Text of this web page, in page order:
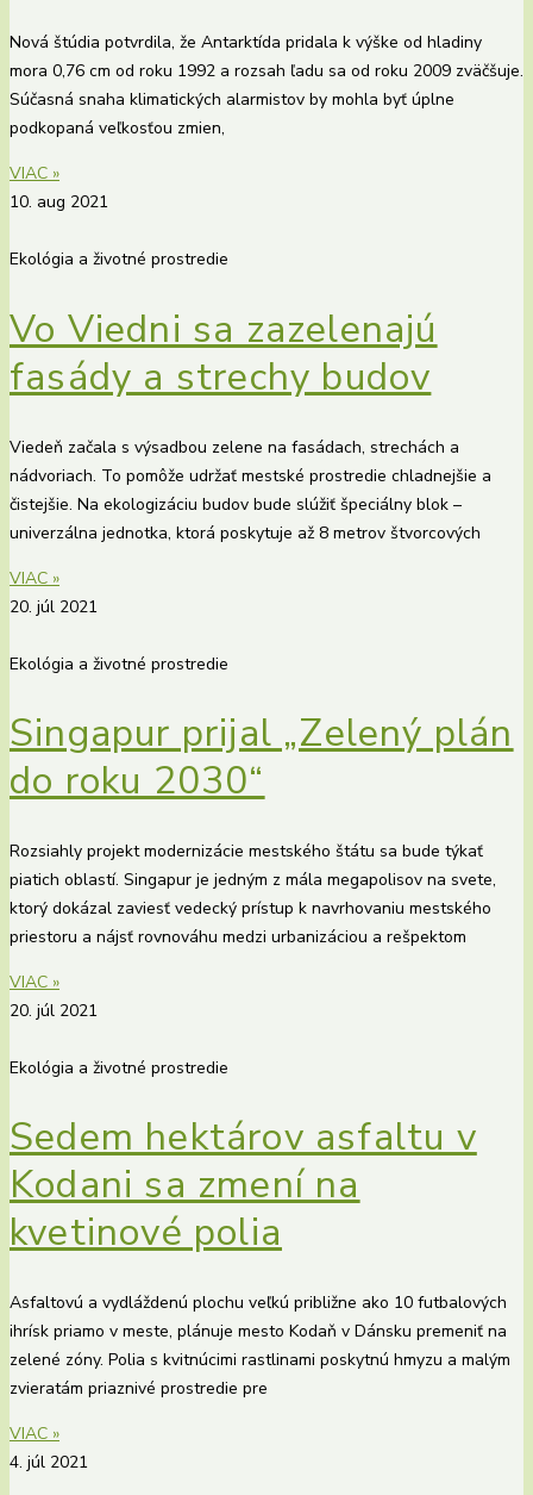
Nová štúdia potvrdila, že Antarktída pridala k výške od hladiny
mora 0,76 cm od roku 1992 a rozsah ľadu sa od roku 2009 zväčšuje.
Súčasná snaha klimatických alarmistov by mohla byť úplne
podkopaná veľkosťou zmien,
VIAC »
10. aug 2021
Ekológia a životné prostredie
Vo Viedni sa zazelenajú
fasády a strechy budov
Viedeň začala s výsadbou zelene na fasádach, strechách a
nádvoriach. To pomôže udržať mestské prostredie chladnejšie a
čistejšie. Na ekologizáciu budov bude slúžiť špeciálny blok –
univerzálna jednotka, ktorá poskytuje až 8 metrov štvorcových
VIAC »
20. júl 2021
Ekológia a životné prostredie
Singapur prijal „Zelený plán
do roku 2030“
Rozsiahly projekt modernizácie mestského štátu sa bude týkať
piatich oblastí. Singapur je jedným z mála megapolisov na svete,
ktorý dokázal zaviesť vedecký prístup k navrhovaniu mestského
priestoru a nájsť rovnováhu medzi urbanizáciou a rešpektom
VIAC »
20. júl 2021
Ekológia a životné prostredie
Sedem hektárov asfaltu v
Kodani sa zmení na
kvetinové polia
Asfaltovú a vydláždenú plochu veľkú približne ako 10 futbalových
ihrísk priamo v meste, plánuje mesto Kodaň v Dánsku premeniť na
zelené zóny. Polia s kvitnúcimi rastlinami poskytnú hmyzu a malým
zvieratám priaznivé prostredie pre
VIAC »
4. júl 2021